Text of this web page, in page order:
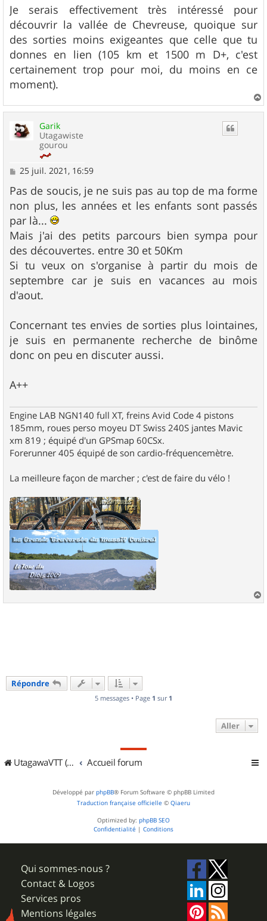
g
e
Je serais effectivement très intéressé pour
découvrir la vallée de Chevreuse, quoique sur
des sorties moins exigeantes que celle que tu
donnes en lien (105 km et 1500 m D+, c'est
certainement trop pour moi, du moins en ce
moment).
a
Garik
Utagawiste
gourou
M
s
s
a
g
e
25 juil. 2021, 16:59
Pas de soucis, je ne suis pas au top de ma forme
non plus, les années et les enfants sont passés
par là...
Mais j'ai des petits parcours bien sympa pour
des découvertes. entre 30 et 50Km
Si tu veux on s'organise à partir du mois de
septembre car je suis en vacances au mois
d'aout.
Concernant tes envies de sorties plus lointaines,
je suis en permanente recherche de binôme
donc on peu en discuter aussi.
A++
Engine LAB NGN140 full XT, freins Avid Code 4 pistons
185mm, roues perso moyeu DT Swiss 240S jantes Mavic
xm 819 ; équipé d'un GPSmap 60CSx.
Forerunner 405 équipé de son cardio-fréquencemètre.
La meilleure façon de marcher ; c'est de faire du vélo !
a
Répondre
5 messages • Page 1 sur 1
Aller
UtagawaVTT (Randos VTT et VTTAE avec traces GPS) Accueil forum
Développé par phpBB® Forum Software © phpBB Limited
Traduction française officielle © Qiaeru
Optimized by: phpBB SEO
Confidentialité | Conditions
Qui sommes-nous ?
Contact & Logos
Services pros
Mentions légales